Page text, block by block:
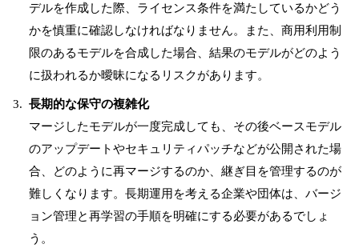
デルを作成した際、ライセンス条件を満たしているかどう
かを慎重に確認しなければなりません。また、商用利用制
限のあるモデルを合成した場合、結果のモデルがどのよう
に扱われるか曖昧になるリスクがあります。
長期的な保守の複雑化
マージしたモデルが一度完成しても、その後ベースモデル
のアップデートやセキュリティパッチなどが公開された場
合、どのように再マージするのか、継ぎ目を管理するのが
難しくなります。長期運用を考える企業や団体は、バージ
ョン管理と再学習の手順を明確にする必要があるでしょ
う。